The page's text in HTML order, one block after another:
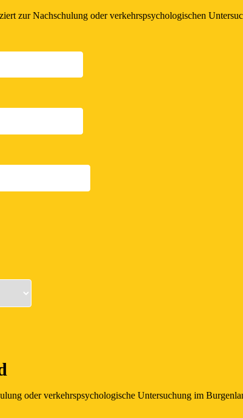
zur Nachschulung oder verkehrspsychologischen
oder verkehrspsychologische Untersuchung im